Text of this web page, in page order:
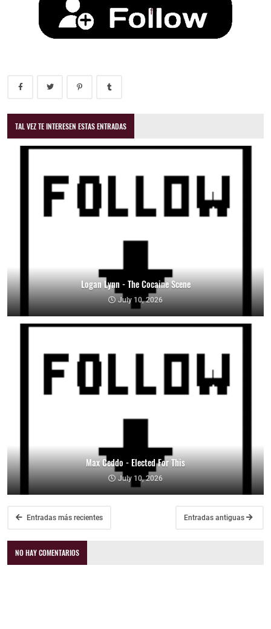
TAL VEZ TE INTERESEN ESTAS ENTRADAS
Logan Lynn - The Cocaine Scene
July 10, 2026
Max Ceddo - Elected For This
July 10, 2026
Entradas más recientes Entradas antiguas
NO HAY COMENTARIOS